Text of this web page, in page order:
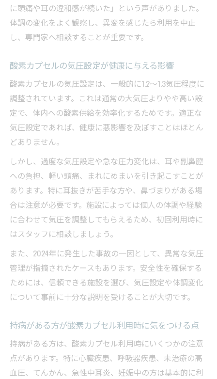
に頭痛や耳の違和感が続いた」という声がありました。
体調の変化をよく観察し、異変を感じたら利用を中止
し、専門家へ相談することが重要です。
酸素カプセルの気圧設定が健康に与える影響
酸素カプセルの気圧設定は、一般的に1.2〜1.3気圧程度に
調整されています。これは通常の大気圧よりやや高い設
定で、体内への酸素供給を効率化するためです。適正な
気圧設定であれば、健康に悪影響を及ぼすことはほとん
どありません。
しかし、過度な気圧設定や急な圧力変化は、耳や副鼻腔
への負担、軽い頭痛、まれにめまいを引き起こすことが
あります。特に耳抜きが苦手な方や、鼻づまりがある場
合は注意が必要です。施設によっては個人の体調や経験
に合わせて気圧を調整してもらえるため、初回利用時に
はスタッフに相談しましょう。
また、2024年に発生した事故の一因として、異常な気圧
管理が指摘されたケースもあります。安全性を確保する
ためには、信頼できる施設を選び、気圧設定や体調変化
について事前に十分な説明を受けることが大切です。
持病がある方が酸素カプセル利用時に気をつける点
持病がある方は、酸素カプセル利用時にいくつかの注意
点があります。特に心臓疾患、呼吸器疾患、未治療の高
血圧、てんかん、急性中耳炎、妊娠中の方は基本的に利